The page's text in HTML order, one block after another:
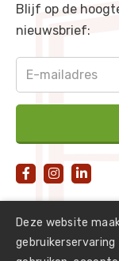
Blijf op de
nieuwsbrief:
  
Deze website